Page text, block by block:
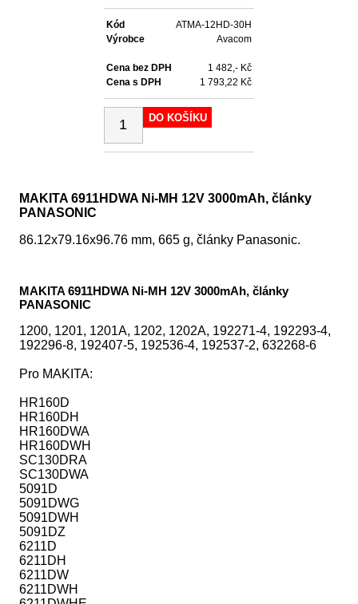
Kód
ATMA-12HD-30H
Výrobce
Avacom
Cena bez DPH
1 482,- Kč
Cena s DPH
1 793,22 Kč
DO KOŠÍKU
MAKITA 6911HDWA Ni-MH 12V 3000mAh, články
PANASONIC
86.12x79.16x96.76 mm, 665 g, články Panasonic.
MAKITA 6911HDWA Ni-MH 12V 3000mAh, články
PANASONIC
1200, 1201, 1201A, 1202, 1202A, 192271-4, 192293-4,
192296-8, 192407-5, 192536-4, 192537-2, 632268-6
Pro MAKITA:
HR160D
HR160DH
HR160DWA
HR160DWH
SC130DRA
SC130DWA
5091D
5091DWG
5091DWH
5091DZ
6211D
6211DH
6211DW
6211DWH